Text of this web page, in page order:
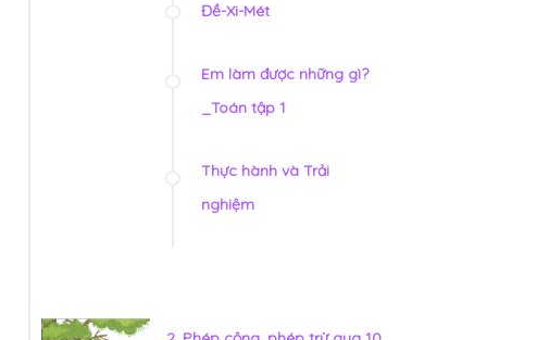
Đề-Xi-Mét
Em làm được những gì?
_Toán tập 1
Thực hành và Trải
nghiệm